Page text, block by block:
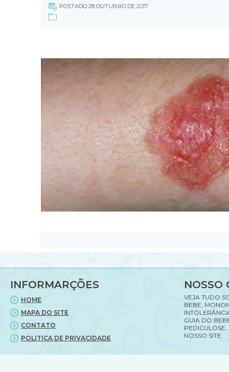
POSTADO 28 OUTUBRO DE 2017
INFORMARÇÕES
HOME
MAPA DO SITE
CONTATO
POLITICA DE PRIVACIDADE
NOSSO
VEJA TUDO
BEBE,
GUIA DO
PEDICULOSE,
NOSSO SITE.